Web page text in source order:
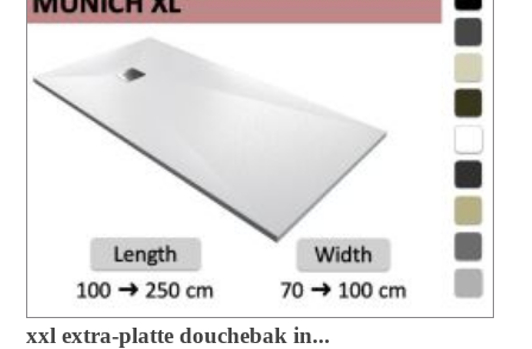
xxl extra-platte douchebak in...